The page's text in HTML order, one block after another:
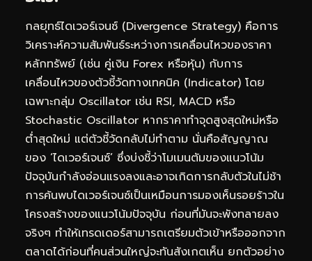
กลยุทธ์ไดเวอร์เจนซ์ (Divergence Strategy) คือการ
วิเคราะห์ความสัมพันธ์ระหว่างการเคลื่อนไหวของราคา
หลักทรัพย์ (เช่น คู่เงิน Forex หรือหุ้น) กับการ
เคลื่อนไหวของตัวชี้วัดทางเทคนิค (Indicator) โดย
เฉพาะกลุ่ม Oscillator เช่น RSI, MACD หรือ
Stochastic Oscillator หากราคาทำจุดสูงสุดใหม่หรือ
ต่ำสุดใหม่ แต่ตัวชี้วัดกลับไม่ทำตาม นั่นคือสัญญาณ
ของ ‘ไดเวอร์เจนซ์’ ซึ่งบ่งชี้ว่าโมเมนตัมของแนวโน้ม
ปัจจุบันกำลังอ่อนแรงลงและอาจเกิดการกลับตัวในไม่ช้า
การค้นพบไดเวอร์เจนซ์เป็นเหมือนการมองเห็นรอยร้าวใน
โครงสร้างของแนวโน้มปัจจุบัน ก่อนที่มันจะพังทลายลง
จริงๆ ทำให้เทรดเดอร์สามารถเตรียมตัวเข้าหรือออกจาก
ตลาดได้ก่อนที่คนส่วนใหญ่จะทันสังเกตเห็น ยกตัวอย่าง